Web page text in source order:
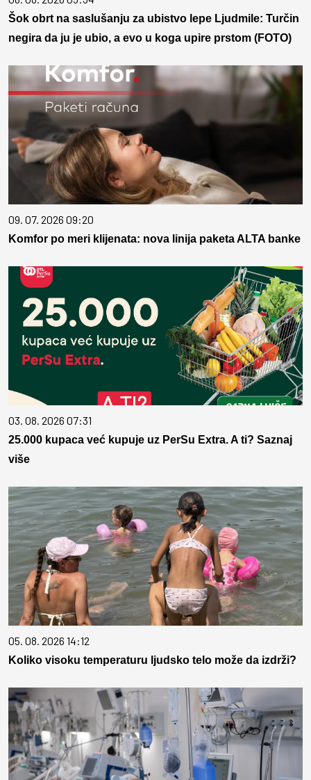
Šok obrt na saslušanju za ubistvo lepe Ljudmile: Turčin
negira da ju je ubio, a evo u koga upire prstom (FOTO)
09. 07. 2026 09:20
Komfor po meri klijenata: nova linija paketa ALTA banke
03. 08. 2026 07:31
25.000 kupaca već kupuje uz PerSu Extra. A ti? Saznaj
više
05. 08. 2026 14:12
Koliko visoku temperaturu ljudsko telo može da izdrži?